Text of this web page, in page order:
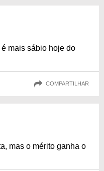
mais sábio hoje do
COMPARTILHAR
mas o mérito ganha o